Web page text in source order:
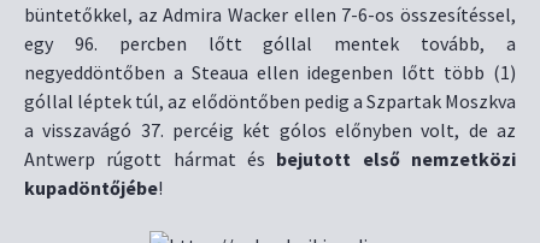
büntetőkkel, az Admira Wacker ellen 7-6-os összesítéssel,
egy 96. percben lőtt góllal mentek tovább, a
negyeddöntőben a Steaua ellen idegenben lőtt több (1)
góllal léptek túl, az elődöntőben pedig a Szpartak Moszkva
a visszavágó 37. percéig két gólos előnyben volt, de az
Antwerp rúgott hármat és bejutott első nemzetközi
kupadöntőjébe!